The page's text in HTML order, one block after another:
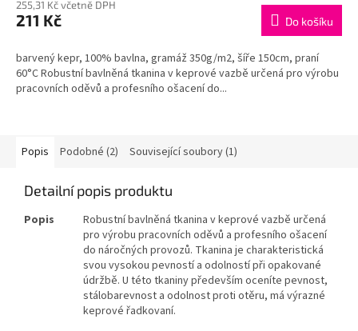
255,31 Kč včetně DPH
211 Kč Do košíku
barvený kepr, 100% bavlna, gramáž 350g/m2, šíře 150cm, praní
60°C Robustní bavlněná tkanina v keprové vazbě určená pro výrobu
pracovních oděvů a profesního ošacení do...
Popis Podobné (2) Související soubory (1)
Detailní popis produktu
Popis
Robustní bavlněná tkanina v keprové vazbě určená
pro výrobu pracovních oděvů a profesního ošacení
do náročných provozů. Tkanina je charakteristická
svou vysokou pevností a odolností při opakované
údržbě. U této tkaniny především oceníte pevnost,
stálobarevnost a odolnost proti otěru, má výrazné
keprové řadkovaní.